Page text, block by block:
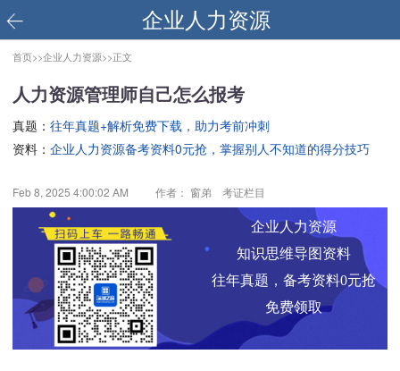
企业人力资源
首页>>企业人力资源>>正文
人力资源管理师自己怎么报考
真题： 往年真题+解析免费下载，助力考前冲刺
资料： 企业人力资源备考资料0元抢，掌握别人不知道的得分技巧
Feb 8, 2025 4:00:02 AM 作者： 窗弟 考证栏目
企业人力资源
知识思维导图资料
往年真题，备考资料0元抢
免费领取